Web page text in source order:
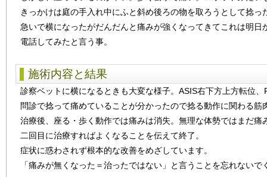
きっかけは庭の手入れ中にふと斜め後ろの物を取ろうとして捻っ
急いで横になったがだんだんと痛みが強くなってきてこれは明日
電話してみたと言う事。
施術内容と結果
診察ベットに横になるときも大変な様子。ASIS右下方上方転位
問診で捻って痛めていることが分かったので捻る動作に関わる筋
治療後、座る・歩く動作では痛みは消失。無理な体勢ではまだ痛
二回目に治療すればよくなることを伝えて終了。
症状に惑わされず根本的な改善をめざしています。
「痛みが無くなった＝治ったではない」と言うことを忘れないで